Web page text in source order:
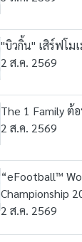
"บิวกิ้น" เสิร์ฟโม
2 ส.ค. 2569
The 1 Family
2 ส.ค. 2569
“eFootball™
Championship
2 ส.ค. 2569